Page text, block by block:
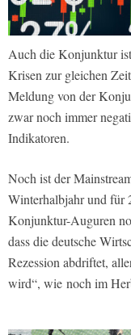
Auch die Konjunktur
Krisen zur gleichen
Meldung von der
zwar noch immer
Indikatoren.
Noch ist der
Winterhalbjahr und für
Konjunktur-Auguren
dass die deutsche
Rezession abdriftet,
wird“, wie noch im